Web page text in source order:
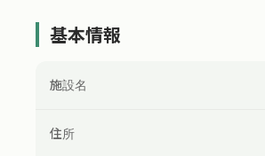
基本情報
施設名
住所